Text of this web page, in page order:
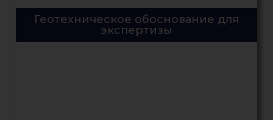
Геотехническое обоснование для
экспертизы